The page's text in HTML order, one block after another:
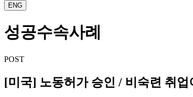
ENG
성공수속사례
POST
[미국] 노동허가 승인 / 비숙련 취업